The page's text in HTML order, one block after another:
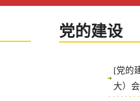
党的建设
[党的
大）